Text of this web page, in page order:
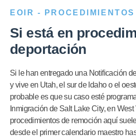
EOIR -
Si está en
deportación
Si le han entregado una Notificación
y vive en Utah, el sur de Idaho o el
probable es que su caso esté
Inmigración de Salt Lake City, en
procedimientos de remoción aquí
desde el primer calendario maestro